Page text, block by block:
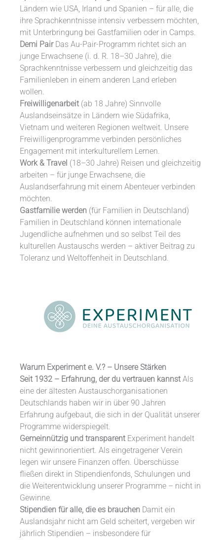
Ländern wie USA, Irland und Spanien – für alle, die
ihre Sprachkenntnisse intensiv verbessern möchten,
mit Unterbringung bei Gastfamilien oder in Camps.
Demi PairDas Au-Pair-Programm richtet sich an
junge Erwachsene (i. d. R. 18–30 Jahre), die
Sprachkenntnisse verbessern und gleichzeitig das
Familienleben in einem anderen Land erleben
wollen.
Freiwilligenarbeit (ab 18 Jahre) Sinnvolle
Auslandseinsätze in Ländern wie Südafrika,
Vietnam und weiteren Regionen weltweit. Unsere
Freiwilligenprogramme verbinden persönliches
Engagement mit interkulturellem Lernen.
Work & Travel (18–30 Jahre) Reisen und gleichzeitig
arbeiten – für junge Erwachsene, die
Auslandserfahrung mit einem Abenteuer verbinden
möchten.
Gastfamilie werden (für Familien in Deutschland)
Familien in Deutschland können internationale
Jugendliche aufnehmen und so selbst Teil des
kulturellen Austauschs werden – aktiver Beitrag zu
Toleranz und Weltoffenheit in Deutschland.
Warum Experiment e. V.? – Unsere Stärken
Seit 1932 – Erfahrung, der du vertrauen kannst Als
eine der ältesten Austauschorganisationen
Deutschlands haben wir in über 90 Jahren
Erfahrung aufgebaut, die sich in der Qualität unserer
Programme widerspiegelt.
Gemeinnützig und transparent Experiment handelt
nicht gewinnorientiert. Als eingetragener Verein
legen wir unsere Finanzen offen. Überschüsse
fließen direkt in Stipendienfonds, Schulungen und
die Weiterentwicklung unserer Programme – nicht in
Gewinne.
Stipendien für alle, die es brauchen Damit ein
Auslandsjahr nicht am Geld scheitert, vergeben wir
jährlich Stipendien – insbesondere für